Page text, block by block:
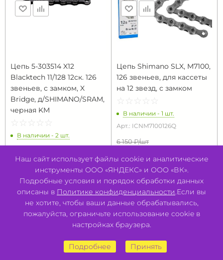
Цепь 5-303514 X12
Blacktech 11/128 12ск. 126
звеньев, с замком, X
Bridge, д/SHIMANO/SRAM,
черная KM
☆ ☆ ☆ ☆ ☆
★ ★ ★ ★ ★
В наличии - 2 шт.
Арт.: 5-303514
5 990 ₽/шт
В КОРЗИНУ
Цепь Shimano SLX, M7100,
126 звеньев, для кассеты
на 12 звезд, с замком
☆ ☆ ☆ ☆ ☆
★ ★ ★ ★ ★
В наличии - 1 шт.
Арт.: ICNM7100126Q
6 150 ₽/шт
В КОРЗИНУ
Наш сайт использует файлы cookie и аналитические
инструменты ООО «ЯНДЕКС» и ООО «ВК».
Подробные условия и порядок обработки данных
описаны в Политике конфиденциальности.Если вы
не хотите, чтобы ваши данные обрабатывались,
пожалуйста, ограничьте использование cookie в
настройках браузера.
Подробнее Принять